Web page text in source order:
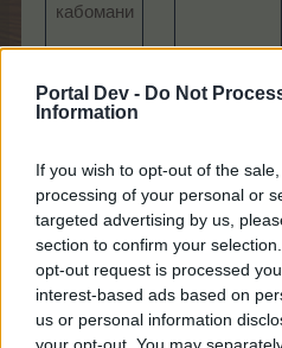
Portal Dev - Do Not
Information
If you wish to opt-out of the
processing of your personal or
targeted advertising by us,
section to confirm your
opt-out request is processed
interest-based ads based on
us or personal information
кабомани​
за хиени
I: жълт​
Хабитат
3​
бозайник​